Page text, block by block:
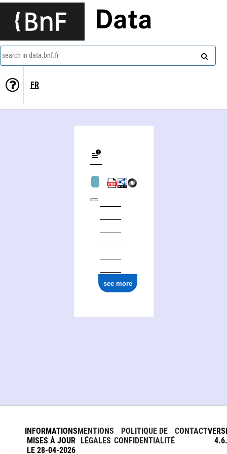
Data
search in data.bnf.fr
FR
see more
INFORMATIONS
MISES À JOUR
LE 28-04-2026
MENTIONS
LÉGALES
POLITIQUE DE
CONFIDENTIALITÉ
CONTACT